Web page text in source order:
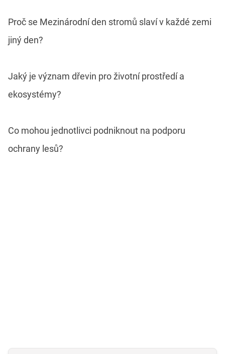
Proč se Mezinárodní den stromů slaví v každé zemi
jiný den?
Jaký je význam dřevin pro životní prostředí a
ekosystémy?
Co mohou jednotlivci podniknout na podporu
ochrany lesů?